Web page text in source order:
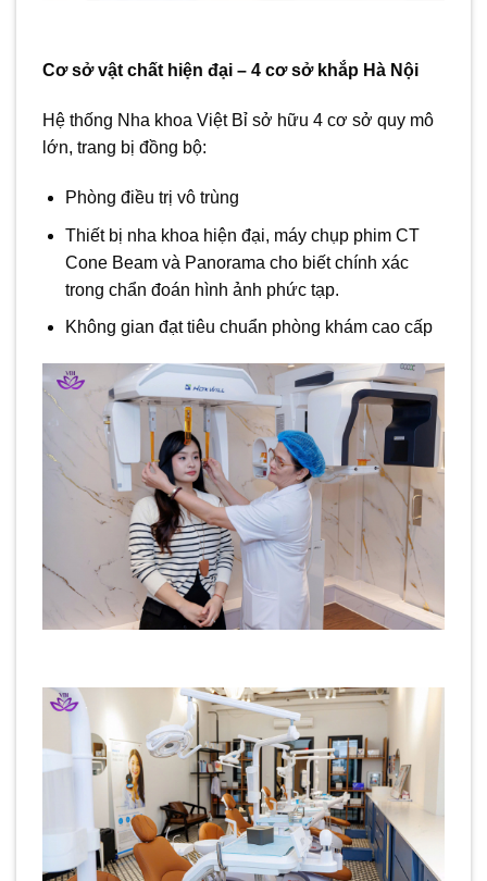
Cơ sở vật chất hiện đại – 4 cơ sở khắp Hà Nội
Hệ thống Nha khoa Việt Bỉ sở hữu 4 cơ sở quy mô
lớn, trang bị đồng bộ:
Phòng điều trị vô trùng
Thiết bị nha khoa hiện đại, máy chụp phim CT
Cone Beam và Panorama cho biết chính xác
trong chẩn đoán hình ảnh phức tạp.
Không gian đạt tiêu chuẩn phòng khám cao cấp